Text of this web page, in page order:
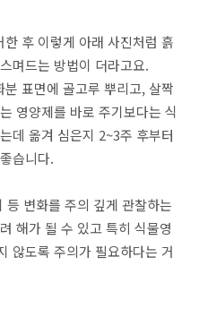
후 이렇게 아래 사진처럼 흙
며드는 방법이 더라고요.
표면에 골고루 뿌리고, 살짝
영양제를 바로 주기보다는 식
데 옮겨 심은지 2~3주 후부터
습니다.
등 변화를 주의 깊게 관찰하는
해가 될 수 있고 특히 식물영
않도록 주의가 필요하다는 거